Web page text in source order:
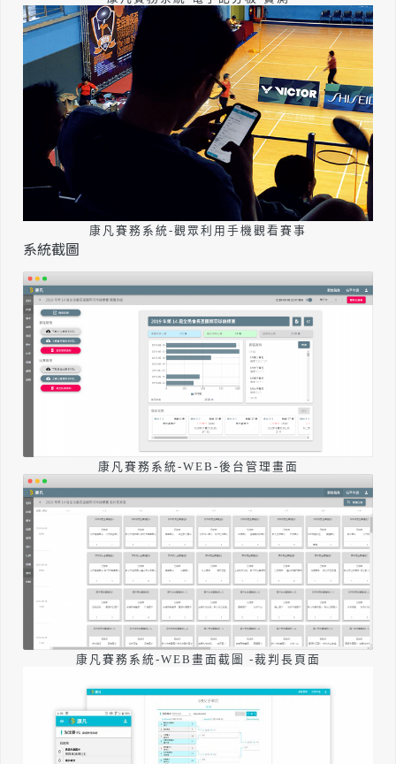
康凡賽務系統-觀眾利用手機觀看賽事
系統截圖
康凡賽務系統-WEB-後台管理畫面
康凡賽務系統-WEB畫面截圖 -裁判長頁面